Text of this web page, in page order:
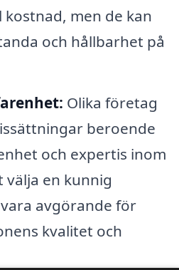
men de kan
och hållbarhet på
Olika företag
beroende
och expertis inom
en kunnig
avgörande för
kvalitet och